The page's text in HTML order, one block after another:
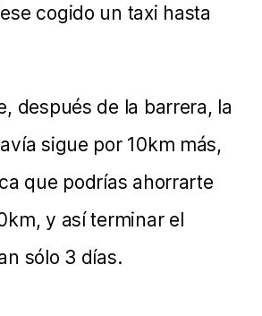
cogido un taxi hasta
después de la barrera, la
sigue por 10km más,
que podrías ahorrarte
y así terminar el
sólo 3 días.